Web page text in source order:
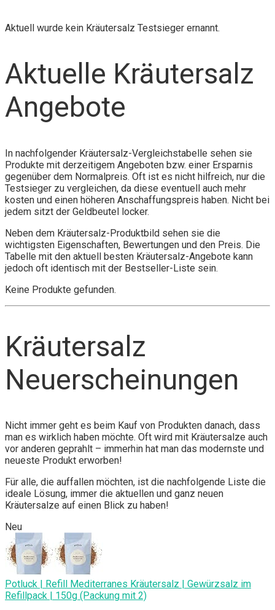
Aktuell wurde kein Kräutersalz Testsieger ernannt.
Aktuelle Kräutersalz
Angebote
In nachfolgender Kräutersalz-Vergleichstabelle sehen sie
Produkte mit derzeitigem Angeboten bzw. einer Ersparnis
gegenüber dem Normalpreis. Oft ist es nicht hilfreich, nur die
Testsieger zu vergleichen, da diese eventuell auch mehr
kosten und einen höheren Anschaffungspreis haben. Nicht bei
jedem sitzt der Geldbeutel locker.
Neben dem Kräutersalz-Produktbild sehen sie die
wichtigsten Eigenschaften, Bewertungen und den Preis. Die
Tabelle mit den aktuell besten Kräutersalz-Angebote kann
jedoch oft identisch mit der Bestseller-Liste sein.
Keine Produkte gefunden.
Kräutersalz
Neuerscheinungen
Nicht immer geht es beim Kauf von Produkten danach, dass
man es wirklich haben möchte. Oft wird mit Kräutersalze auch
vor anderen geprahlt – immerhin hat man das modernste und
neueste Produkt erworben!
Für alle, die auffallen möchten, ist die nachfolgende Liste die
ideale Lösung, immer die aktuellen und ganz neuen
Kräutersalze auf einen Blick zu haben!
Neu
Potluck | Refill Mediterranes Kräutersalz | Gewürzsalz im
Refillpack | 150g (Packung mit 2)